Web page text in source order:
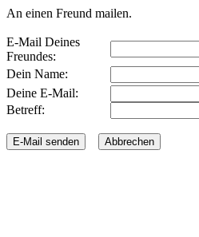
An einen Freund mailen.
E-Mail Deines
Freundes:
Dein Name:
Deine E-Mail:
Betreff: